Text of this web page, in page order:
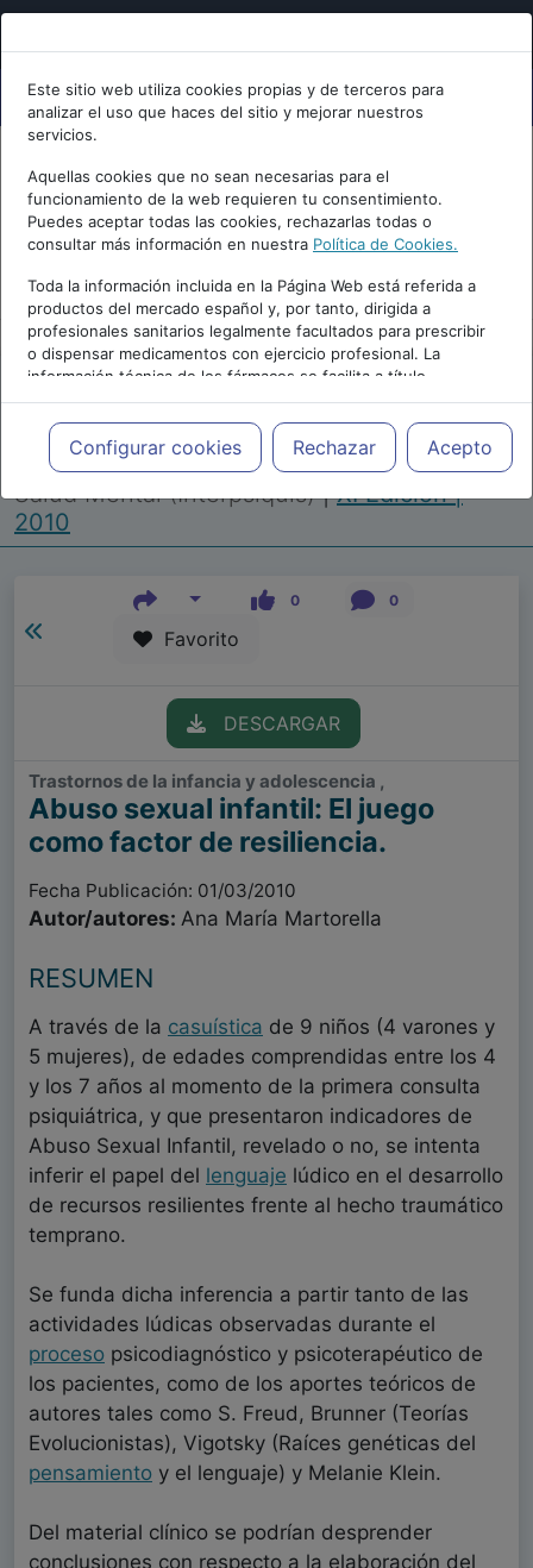
Este sitio web utiliza cookies propias y de terceros para
analizar el uso que haces del sitio y mejorar nuestros
servicios.
Aquellas cookies que no sean necesarias para el
funcionamiento de la web requieren tu consentimiento.
Puedes aceptar todas las cookies, rechazarlas todas o
consultar más información en nuestra Política de Cookies.
Toda la información incluida en la Página Web está referida a
productos del mercado español y, por tanto, dirigida a
profesionales sanitarios legalmente facultados para prescribir
o dispensar medicamentos con ejercicio profesional. La
información técnica de los fármacos se facilita a título
meramente informativo, siendo responsabilidad de los
profesionales facultados prescribir medicamentos y decidir, en
cada caso concreto, el tratamiento más adecuado a las
necesidades del paciente.
Configurar cookies Rechazar Acepto
Repositorio de Artículos |Congreso Virtual
Internacional de Psiquiatría, Psicología y
Salud Mental (Interpsiquis)|XI Edición |
2010
0 0
Favorito
DESCARGAR
Trastornos de la infancia y adolescencia ,
Abuso sexual infantil: El juego
como factor de resiliencia.
Fecha Publicación: 01/03/2010
Autor/autores: Ana María Martorella
RESUMEN
A través de la casuística de 9 niños (4 varones y
5 mujeres), de edades comprendidas entre los 4
y los 7 años al momento de la primera consulta
psiquiátrica, y que presentaron indicadores de
Abuso Sexual Infantil, revelado o no, se intenta
inferir el papel del lenguaje lúdico en el desarrollo
de recursos resilientes frente al hecho traumático
temprano.
Se funda dicha inferencia a partir tanto de las
actividades lúdicas observadas durante el
proceso psicodiagnóstico y psicoterapéutico de
los pacientes, como de los aportes teóricos de
autores tales como S. Freud, Brunner (Teorías
Evolucionistas), Vigotsky (Raíces genéticas del
pensamiento y el lenguaje) y Melanie Klein.
Del material clínico se podrían desprender
conclusiones con respecto a la elaboración del